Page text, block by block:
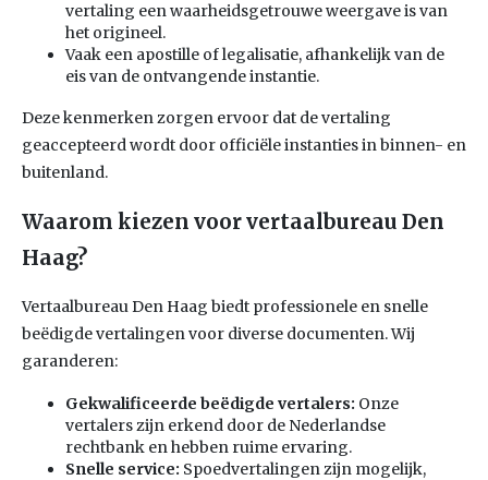
vertaling een waarheidsgetrouwe weergave is van
het origineel.
Vaak een apostille of legalisatie, afhankelijk van de
eis van de ontvangende instantie.
Deze kenmerken zorgen ervoor dat de vertaling
geaccepteerd wordt door officiële instanties in binnen- en
buitenland.
Waarom kiezen voor vertaalbureau Den
Haag?
Vertaalbureau Den Haag biedt professionele en snelle
beëdigde vertalingen voor diverse documenten. Wij
garanderen:
Gekwalificeerde beëdigde vertalers: Onze
vertalers zijn erkend door de Nederlandse
rechtbank en hebben ruime ervaring.
Snelle service: Spoedvertalingen zijn mogelijk,